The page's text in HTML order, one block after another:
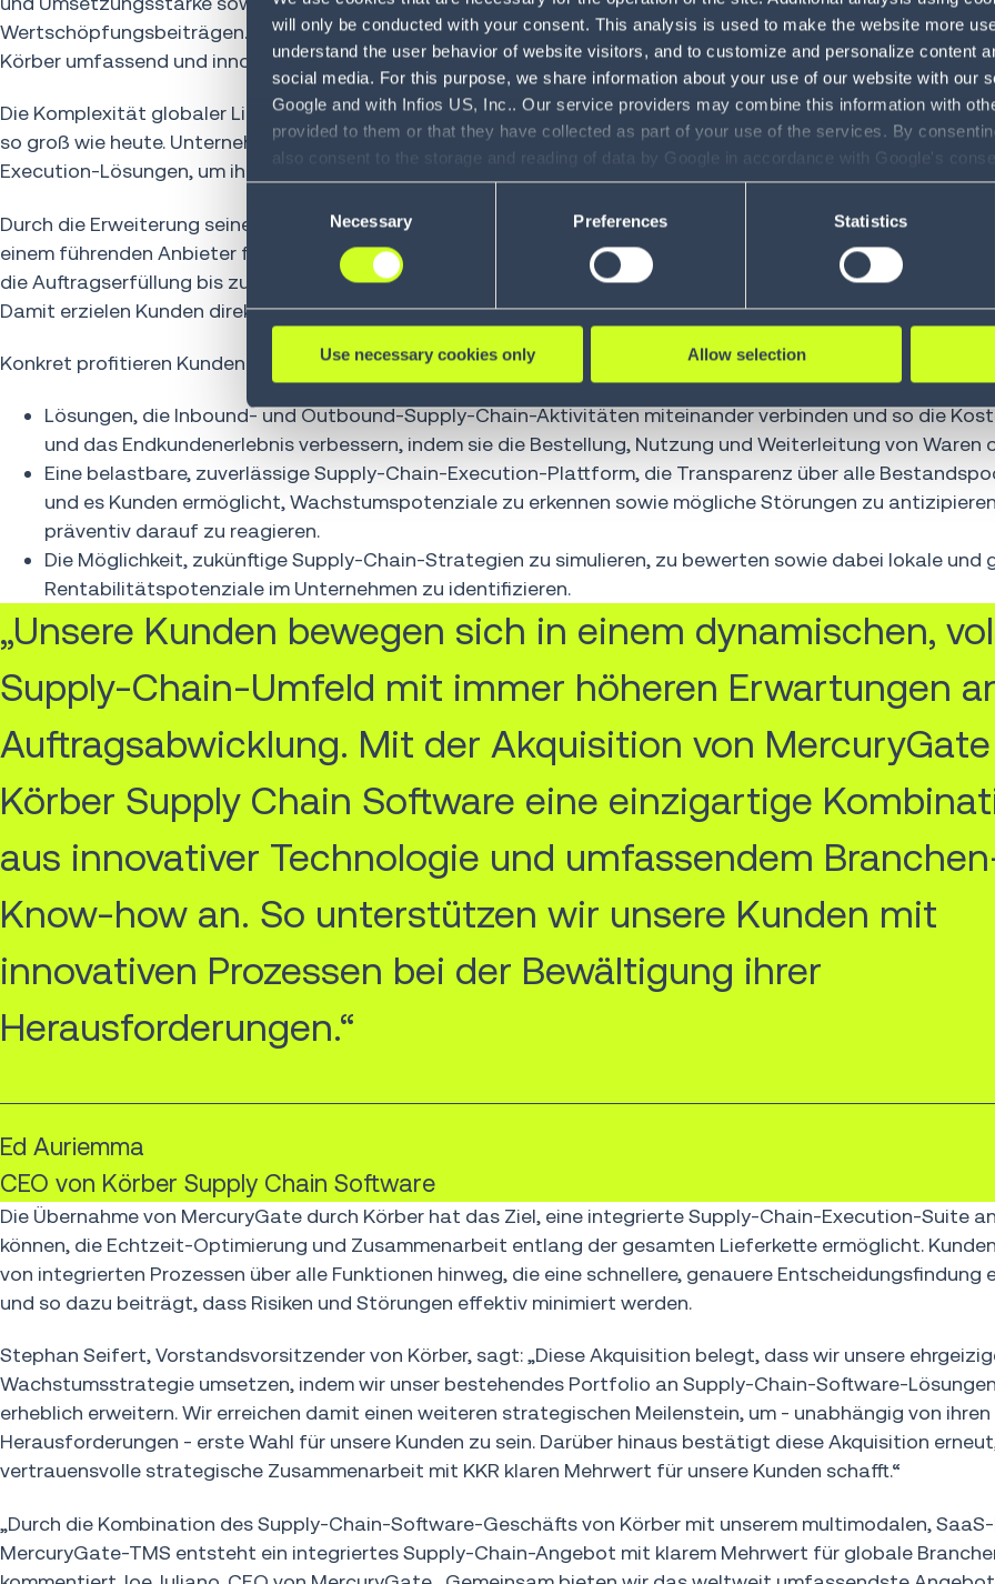
will only be conducted with your consent. This analysis is used to make the website more
understand the user behavior of website visitors, and to customize and personalize content
social media. For this purpose, we share information about your use of our website with our
Google and with Infios US, Inc.. Our service providers may combine this information with
provided to them or that they have collected as part of your use of the services. By
also consent to the storage and reading of data by Google in accordance with Google's
information, including the ability to revoke your consent and the service providers we use,
see Privacy Policy
Selection
Necessary Preferences Statistics
Use necessary cookies only Allow selection
Wertschöpfungsbeiträgen. Die Akquisition ist ein weiterer strategischer Schritt, das Supply-Chain-
Körber umfassend und innovativ um Lösungen zu erweitern, die für Kunden flexibel anpassbar und skalierbar
Die Komplexität globaler Lieferketten nimmt weiter zu. Daher war der Bedarf an Flexibilität und
so groß wie heute. Unternehmen erwarten zunehmend Anpassungsfähigkeit und Skalierbarkeit von Supply-
Execution-Lösungen, um ihre Innovationskraft zu sichern und flexibel expandieren zu können.
Durch die Erweiterung seines Angebotsportfolios über alle Supply-Chain-Software-Prozessschritte hinweg
einem führenden Anbieter für die Steuerung von Warenverkehrsströmen – von der Beschaffung über den
die Auftragserfüllung bis zum Endverbraucher. So werden Planungssilos minimiert und die Problemlösung
Damit erzielen Kunden direkte Verbesserungen nicht nur in ihren Prozessen, sondern auch ihrer
Konkret profitieren Kunden vom Zusammenschluss von Körber Supply Chain Software und MercuryGate
Lösungen, die Inbound- und Outbound-Supply-Chain-Aktivitäten miteinander verbinden und so die
und das Endkundenerlebnis verbessern, indem sie die Bestellung, Nutzung und Weiterleitung von Waren
Eine belastbare, zuverlässige Supply-Chain-Execution-Plattform, die Transparenz über alle
und es Kunden ermöglicht, Wachstumspotenziale zu erkennen sowie mögliche Störungen zu
präventiv darauf zu reagieren.
Die Möglichkeit, zukünftige Supply-Chain-Strategien zu simulieren, zu bewerten sowie dabei lokale und
Rentabilitätspotenziale im Unternehmen zu identifizieren.
„Unsere Kunden bewegen sich in einem dynamischen,
Supply-Chain-Umfeld mit immer höheren Erwartungen
Auftragsabwicklung. Mit der Akquisition von
Körber Supply Chain Software eine einzigartige
aus innovativer Technologie und umfassendem
Know-how an. So unterstützen wir unsere Kunden mit
innovativen Prozessen bei der Bewältigung ihrer
Herausforderungen.“
Ed Auriemma
CEO von Körber Supply Chain Software
Die Übernahme von MercuryGate durch Körber hat das Ziel, eine integrierte Supply-Chain-Execution-Suite
können, die Echtzeit-Optimierung und Zusammenarbeit entlang der gesamten Lieferkette ermöglicht.
von integrierten Prozessen über alle Funktionen hinweg, die eine schnellere, genauere Entscheidungsfindung
und so dazu beiträgt, dass Risiken und Störungen effektiv minimiert werden.
Stephan Seifert, Vorstandsvorsitzender von Körber, sagt: „Diese Akquisition belegt, dass wir unsere
Wachstumsstrategie umsetzen, indem wir unser bestehendes Portfolio an Supply-Chain-Software-
erheblich erweitern. Wir erreichen damit einen weiteren strategischen Meilenstein, um - unabhängig von ihren
Herausforderungen - erste Wahl für unsere Kunden zu sein. Darüber hinaus bestätigt diese Akquisition
vertrauensvolle strategische Zusammenarbeit mit KKR klaren Mehrwert für unsere Kunden schafft.“
„Durch die Kombination des Supply-Chain-Software-Geschäfts von Körber mit unserem multimodalen,
MercuryGate-TMS entsteht ein integriertes Supply-Chain-Angebot mit klarem Mehrwert für globale